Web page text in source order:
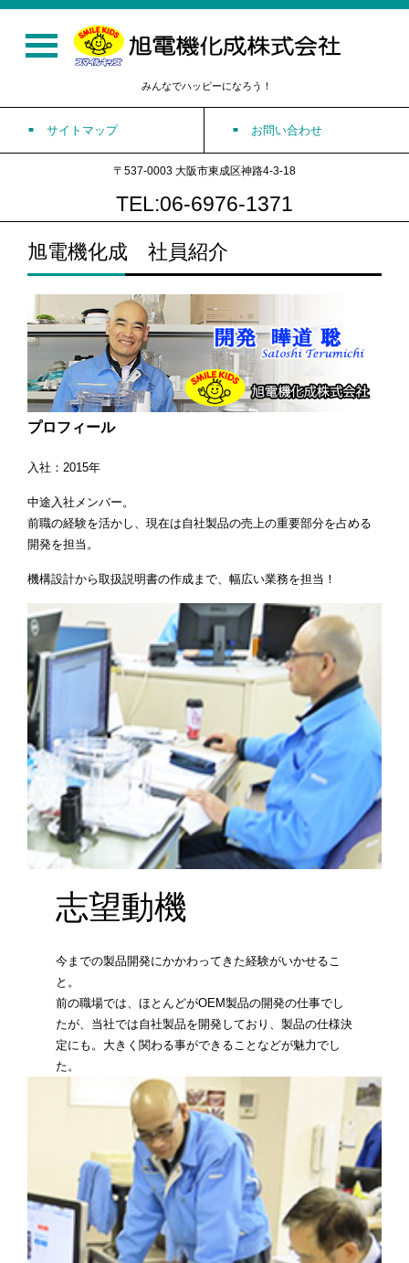
みんなでハッピーになろう！
サイトマップ お問い合わせ
〒537-0003 大阪市東成区神路4-3-18
TEL:06-6976-1371
旭電機化成 社員紹介
プロフィール
入社：2015年
中途入社メンバー。
前職の経験を活かし、現在は自社製品の売上の重要部分を占める
開発を担当。
機構設計から取扱説明書の作成まで、幅広い業務を担当！
志望動機
今までの製品開発にかかわってきた経験がいかせるこ
と。
前の職場では、ほとんどがOEM製品の開発の仕事でし
たが、当社では自社製品を開発しており、製品の仕様決
定にも。大きく関わる事ができることなどが魅力でし
た。